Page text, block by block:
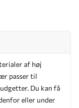
af høj
passer til
Du kan få
eller under